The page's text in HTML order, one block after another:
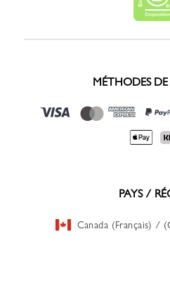
MÉTHODES
PAYS /
Canada (Français) /